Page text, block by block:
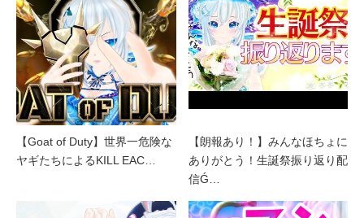
【Goat of Duty】世界一危険な
ヤギたちによるKILL EAC…
【朗報あり！】みんなほちょに
ありがとう！生誕祭振り返り配
信Ǵ…